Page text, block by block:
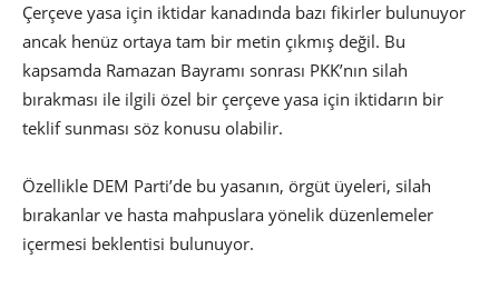
Çerçeve yasa için iktidar kanadında bazı fikirler bulunuyor
ancak henüz ortaya tam bir metin çıkmış değil. Bu
kapsamda Ramazan Bayramı sonrası PKK’nın silah
bırakması ile ilgili özel bir çerçeve yasa için iktidarın bir
teklif sunması söz konusu olabilir.
Özellikle DEM Parti’de bu yasanın, örgüt üyeleri, silah
bırakanlar ve hasta mahpuslara yönelik düzenlemeler
içermesi beklentisi bulunuyor.